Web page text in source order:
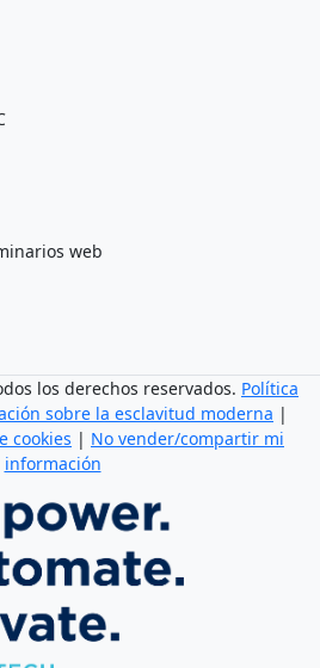
web
los derechos reservados. Política
sobre la esclavitud moderna |
cookies | No vender/compartir mi
información